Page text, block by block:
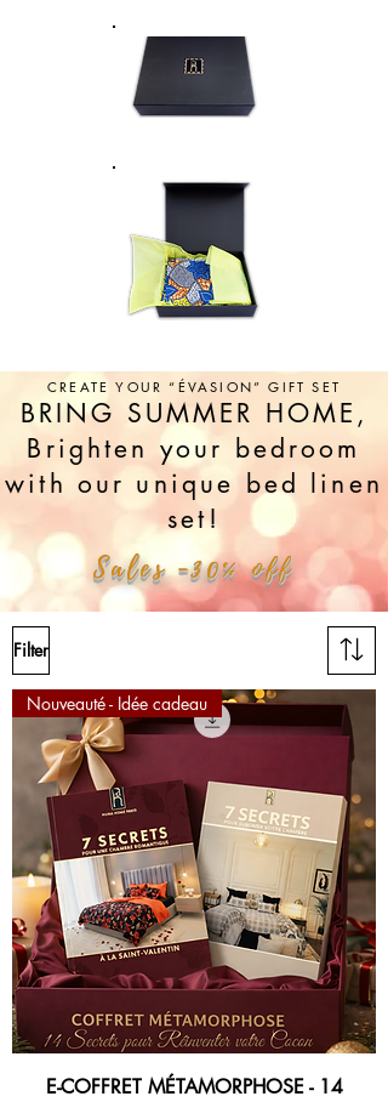
CREATE YOUR “ÉVASION” GIFT SET
BRING SUMMER HOME,
Brighten your bedroom
with our unique bed linen
set!
Sales -30% off
Filter
Nouveauté - Idée cadeau
E-COFFRET MÉTAMORPHOSE - 14